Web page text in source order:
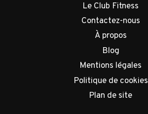
Le Club Fitness
Contactez-nous
À propos
Blog
Mentions légales
Politique de cookies
Plan de site